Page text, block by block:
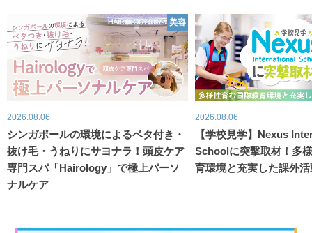
美容
2026.08.06
シンガポールの環境によるベタ付き・
抜け毛・うねりにサヨナラ！頭皮ケア
専門スパ「Hairology」で極上パーソ
ナルケア
2026.08.06
【学校見学】Nexus
Schoolに突撃取材！多
育環境と充実した課外